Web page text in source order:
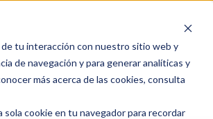
de tu interacción con nuestro sitio web y
de navegación y para generar analíticas y
más acerca de las cookies, consulta
cookie en tu navegador para recordar